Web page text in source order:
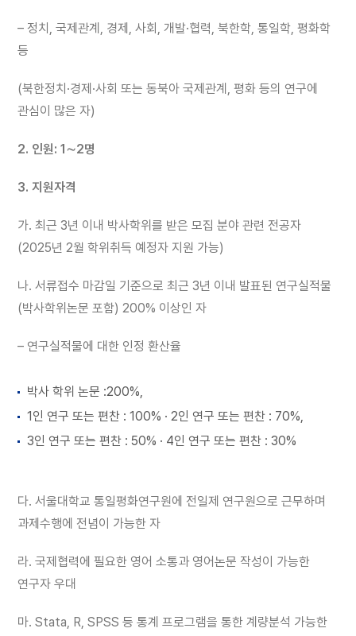
– 정치, 국제관계, 경제, 사회, 개발·협력, 북한학, 통일학, 평화학
등
(북한정치·경제·사회 또는 동북아 국제관계, 평화 등의 연구에
관심이 많은 자)
2. 인원: 1∼2명
3. 지원자격
가. 최근 3년 이내 박사학위를 받은 모집 분야 관련 전공자
(2025년 2월 학위취득 예정자 지원 가능)
나. 서류접수 마감일 기준으로 최근 3년 이내 발표된 연구실적물
(박사학위논문 포함) 200% 이상인 자
– 연구실적물에 대한 인정 환산율
박사 학위 논문 :200%,
1인 연구 또는 편찬 : 100% · 2인 연구 또는 편찬 : 70%,
3인 연구 또는 편찬 : 50% · 4인 연구 또는 편찬 : 30%
다. 서울대학교 통일평화연구원에 전일제 연구원으로 근무하며
과제수행에 전념이 가능한 자
라. 국제협력에 필요한 영어 소통과 영어논문 작성이 가능한
연구자 우대
마. Stata, R, SPSS 등 통계 프로그램을 통한 계량분석 가능한